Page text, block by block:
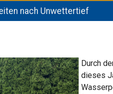
nach Unwettertief
Durch
dieses